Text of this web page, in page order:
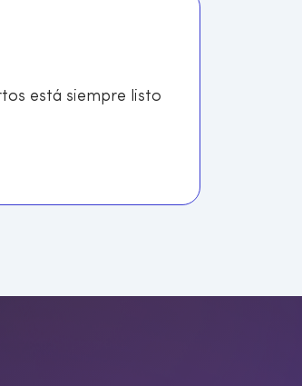
está siempre listo